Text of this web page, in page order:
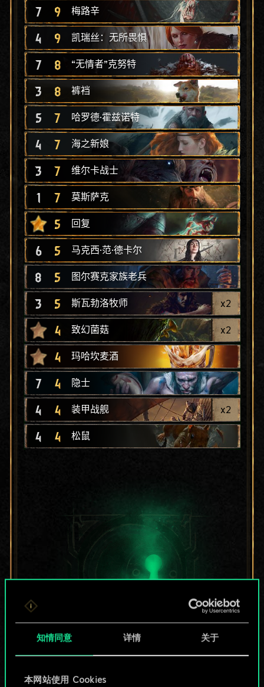
知情同意 详情 关于
本网站使用 Cookies
7 9 梅路辛
4 9 凯瑞丝：无所畏惧
7 8 “无情者”克努特
3 8 裤裆
5 7 哈罗德·霍兹诺特
4 7 海之新娘
3 7 维尔卡战士
1 7 莫斯萨克
5 回复
6 5 马克西·范·德卡尔
8 5 图尔赛克家族老兵
3 5 斯瓦勃洛牧师 x2
4 致幻菌菇 x2
4 玛哈坎麦酒
7 4 隐士
4 4 装甲战舰 x2
4 4 松鼠